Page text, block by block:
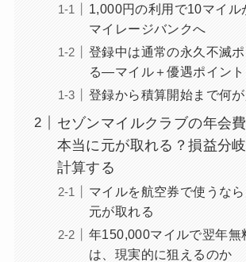
1,000円の利用で10マイル
マイレージバンクへ
登録中は通常の永久不滅
る—マイル＋優遇ポイン
登録から積算開始まで何
セゾンマイルクラブの年会
本当に元が取れる？損益分
計算する
マイルを航空券で使うな
元が取れる
年150,000マイルで翌年無
は、現実的に狙えるのか